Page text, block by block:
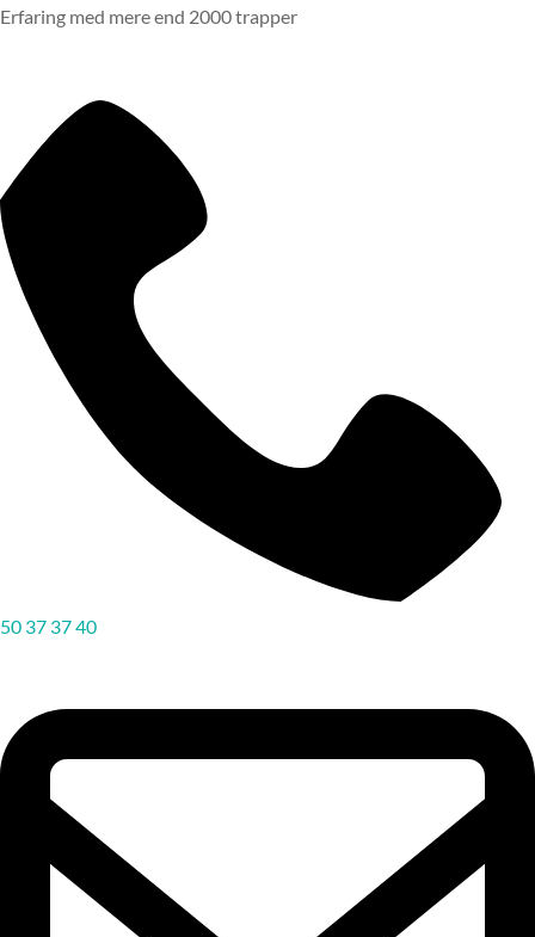
Erfaring med mere end 2000 trapper
50 37 37 40